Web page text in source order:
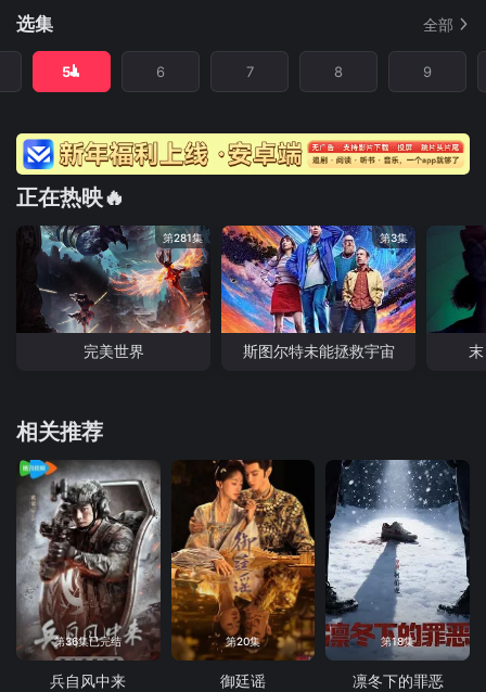
选集 全部
5 6 7 8 9
正在热映🔥
第281集
完美世界
第3集
斯图尔特未能拯救宇宙
相关推荐
第36集已完结
兵自风中来
第20集
御廷谣
第18集
凛冬下的罪恶